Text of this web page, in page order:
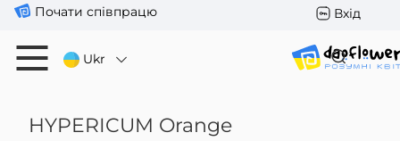
Почати співпрацю Вхід
Ukr
HYPERICUM Orange